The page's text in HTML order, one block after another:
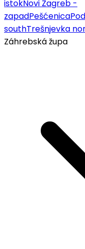
istokNovi Zagreb -
zapadPešćenica
southTrešnjevka
Záhrebská župa